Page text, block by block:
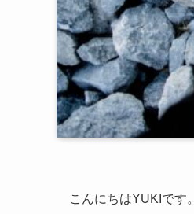
こんにちはYUKIです。